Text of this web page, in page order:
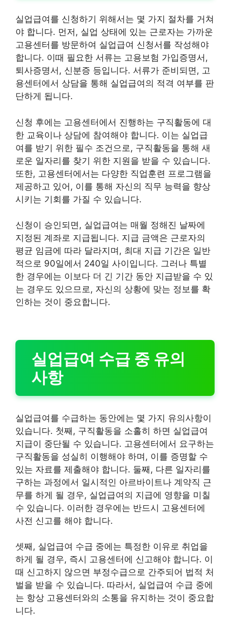
실업급여를 신청하기 위해서는 몇 가지 절차를 거쳐
야 합니다. 먼저, 실업 상태에 있는 근로자는 가까운
고용센터를 방문하여 실업급여 신청서를 작성해야
합니다. 이때 필요한 서류는 고용보험 가입증명서,
퇴사증명서, 신분증 등입니다. 서류가 준비되면, 고
용센터에서 상담을 통해 실업급여의 적격 여부를 판
단하게 됩니다.
신청 후에는 고용센터에서 진행하는 구직활동에 대
한 교육이나 상담에 참여해야 합니다. 이는 실업급
여를 받기 위한 필수 조건으로, 구직활동을 통해 새
로운 일자리를 찾기 위한 지원을 받을 수 있습니다.
또한, 고용센터에서는 다양한 직업훈련 프로그램을
제공하고 있어, 이를 통해 자신의 직무 능력을 향상
시키는 기회를 가질 수 있습니다.
신청이 승인되면, 실업급여는 매월 정해진 날짜에
지정된 계좌로 지급됩니다. 지급 금액은 근로자의
평균 임금에 따라 달라지며, 최대 지급 기간은 일반
적으로 90일에서 240일 사이입니다. 그러나 특별
한 경우에는 이보다 더 긴 기간 동안 지급받을 수 있
는 경우도 있으므로, 자신의 상황에 맞는 정보를 확
인하는 것이 중요합니다.
실업급여 수급 중 유의
사항
실업급여를 수급하는 동안에는 몇 가지 유의사항이
있습니다. 첫째, 구직활동을 소홀히 하면 실업급여
지급이 중단될 수 있습니다. 고용센터에서 요구하는
구직활동을 성실히 이행해야 하며, 이를 증명할 수
있는 자료를 제출해야 합니다. 둘째, 다른 일자리를
구하는 과정에서 일시적인 아르바이트나 계약직 근
무를 하게 될 경우, 실업급여의 지급에 영향을 미칠
수 있습니다. 이러한 경우에는 반드시 고용센터에
사전 신고를 해야 합니다.
셋째, 실업급여 수급 중에는 특정한 이유로 취업을
하게 될 경우, 즉시 고용센터에 신고해야 합니다. 이
때 신고하지 않으면 부정수급으로 간주되어 법적 처
벌을 받을 수 있습니다. 따라서, 실업급여 수급 중에
는 항상 고용센터와의 소통을 유지하는 것이 중요합
니다.